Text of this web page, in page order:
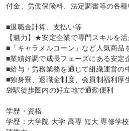
付金、労働保険料、法定調書等の各
■退職金計算、支払い等
【魅力】★安定企業で専門スキルを
■「キャラメルコーン」など人気商品
■業績好調で成長フェーズにある安定
■給与・労務業務を通じて組織運営の
■独身寮、退職金制度、会員制福利厚
袋駅徒歩圏内の好立地で通勤便利
学歴・資格
学歴：大学院 大学 高専 短大 専修学